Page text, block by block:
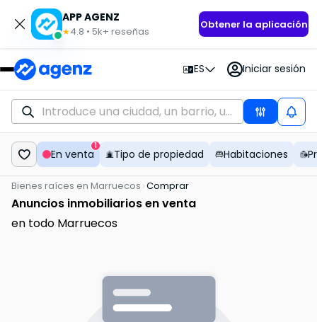
APP AGENZ
★4.8 • 5k+ reseñas
Obtener la aplicación
ES Iniciar sesión
En venta
1
Tipo de propiedad Habitaciones
Bienes raíces en Marruecos Comprar
Anuncios inmobiliarios en venta
en todo Marruecos